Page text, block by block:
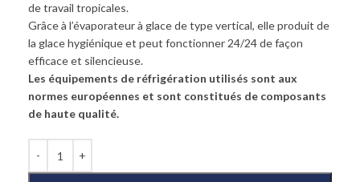
de travail tropicales.
Grâce à l’évaporateur à glace de type vertical, elle produit de
la glace hygiénique et peut fonctionner 24/24 de façon
efficace et silencieuse.
Les équipements de réfrigération utilisés sont aux
normes européennes et sont constitués de composants
de haute qualité.